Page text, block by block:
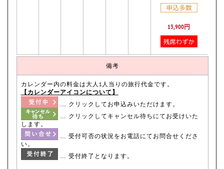
13,900円
備考
カレンダー内の料金は大人1人当りの旅行代金です。
【カレンダーアイコンについて】
… クリックしてお申込みいただけます。
… クリックしてキャンセル待ちにてお受けいた
します。
… 受付可否の状況をお電話にてお問合せくださ
い。
… 受付終了となります。